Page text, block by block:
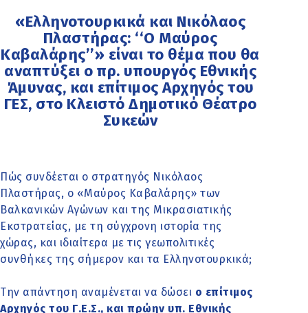
«Ελληνοτουρκικά και Νικόλαος
Πλαστήρας: ‘‘Ο Μαύρος
Καβαλάρης’’» είναι το θέμα που θα
αναπτύξει ο πρ. υπουργός Εθνικής
Άμυνας, και επίτιμος Αρχηγός του
ΓΕΣ, στο Κλειστό Δημοτικό Θέατρο
Συκεών
Πώς συνδέεται ο στρατηγός Νικόλαος
Πλαστήρας, ο «Μαύρος Καβαλάρης» των
Βαλκανικών Αγώνων και της Μικρασιατικής
Εκστρατείας, με τη σύγχρονη ιστορία της
χώρας, και ιδιαίτερα με τις γεωπολιτικές
συνθήκες της σήμερον και τα Ελληνοτουρκικά;
Την απάντηση αναμένεται να δώσει ο επίτιμος
Αρχηγός του Γ.Ε.Σ., και πρώην υπ. Εθνικής